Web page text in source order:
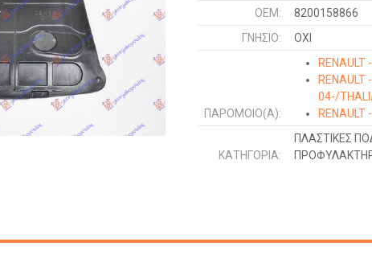
OEM:
8200158866
ΓΝΉΣΙΟ:
ΟΧΙ
ΠΑΡΌΜΟΙΟ(Α):
RENAULT
RENAULT
04-/
RENAULT
ΚΑΤΗΓΟΡΊΑ:
ΠΛΑΣΤΙΚΕΣ